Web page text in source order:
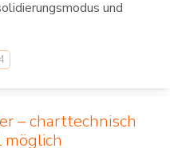
und
– charttechnisch